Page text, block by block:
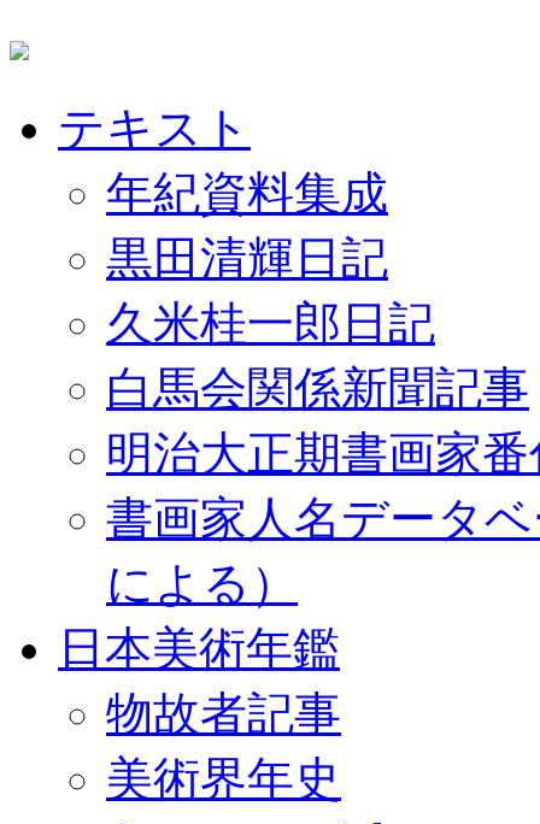
テキスト
年紀資料集成
黒田清輝日記
久米桂一郎日記
白馬会関係新聞記事
明治大正期書画家
書画家人名データ
による）
日本美術年鑑
物故者記事
美術界年史